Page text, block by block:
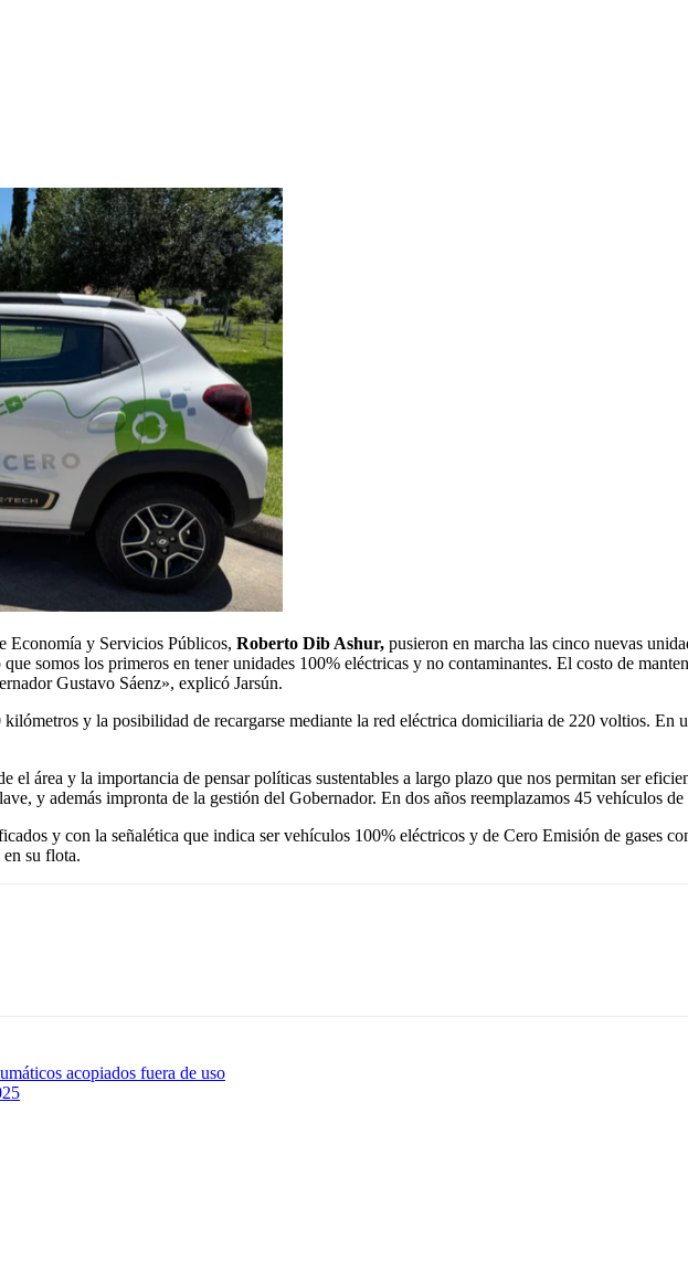
Economía y Servicios Públicos, Roberto Dib Ashur, pusieron en marcha las cinco nuevas
somos los primeros en tener unidades 100% eléctricas y no contaminantes. El costo de
Gustavo Sáenz», explicó Jarsún.
y la posibilidad de recargarse mediante la red eléctrica domiciliaria de 220 voltios. En
el área y la importancia de pensar políticas sustentables a largo plazo que nos permitan ser
y además impronta de la gestión del Gobernador. En dos años reemplazamos 45 vehículos
y con la señalética que indica ser vehículos 100% eléctricos y de Cero Emisión de gases
su flota.
acopiados fuera de uso